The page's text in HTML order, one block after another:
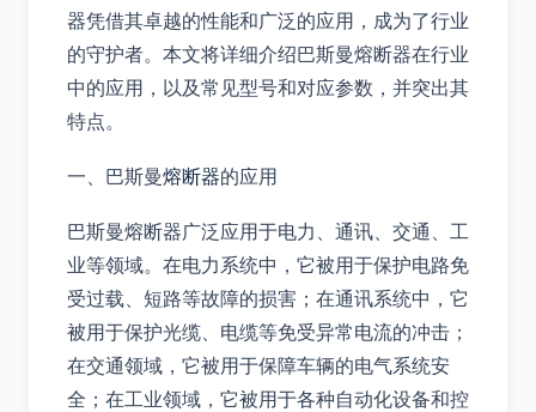
器凭借其卓越的性能和广泛的应用，成为了行业
的守护者。本文将详细介绍巴斯曼熔断器在行业
中的应用，以及常见型号和对应参数，并突出其
特点。
一、巴斯曼熔断器的应用
巴斯曼熔断器广泛应用于电力、通讯、交通、工
业等领域。在电力系统中，它被用于保护电路免
受过载、短路等故障的损害；在通讯系统中，它
被用于保护光缆、电缆等免受异常电流的冲击；
在交通领域，它被用于保障车辆的电气系统安
全；在工业领域，它被用于各种自动化设备和控